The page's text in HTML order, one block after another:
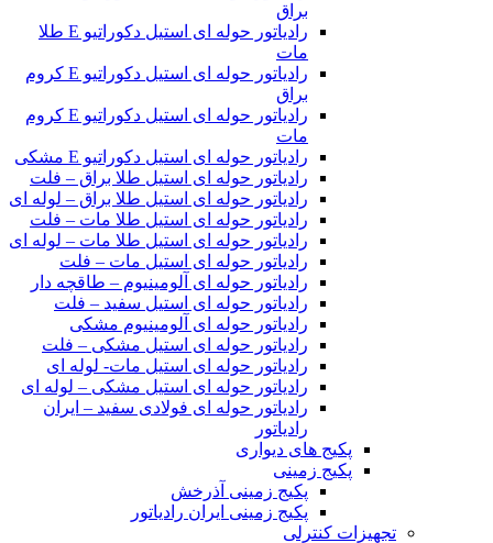
براق
رادیاتور حوله ای استیل دکوراتیو E طلا
مات
رادیاتور حوله ای استیل دکوراتیو E کروم
براق
رادیاتور حوله ای استیل دکوراتیو E کروم
مات
رادیاتور حوله ای استیل دکوراتیو E مشکی
رادیاتور حوله ای استیل طلا براق – فلت
رادیاتور حوله ای استیل طلا براق – لوله ای
رادیاتور حوله ای استیل طلا مات – فلت
رادیاتور حوله ای استیل طلا مات – لوله ای
رادیاتور حوله ای استیل مات – فلت
رادیاتور حوله ای آلومینیوم – طاقچه دار
رادیاتور حوله ای استیل سفید – فلت
رادیاتور حوله ای آلومینیوم مشکی
رادیاتور حوله ای استیل مشکی – فلت
رادیاتور حوله ای استیل مات- لوله ای
رادیاتور حوله ای استیل مشکی – لوله ای
رادیاتور حوله ای فولادی سفید – ایران
رادیاتور
پکیج های دیواری
پکیج زمینی
پکیج زمینی آذرخش
پکیج زمینی ایران رادیاتور
تجهیزات کنترلی